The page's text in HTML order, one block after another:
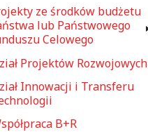
ze środków budżetu
lub Państwowego
Celowego
Projektów Rozwojowych
Innowacji i Transferu
B+R